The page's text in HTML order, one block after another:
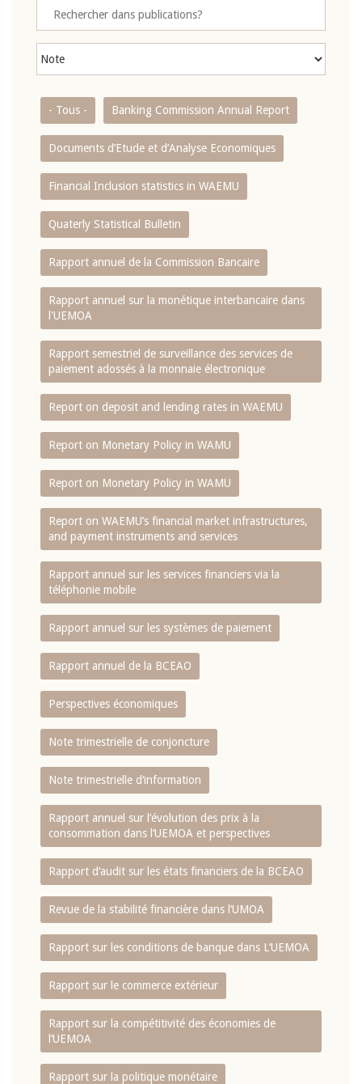
- Tous - Banking Commission Annual Report
Documents d’Etude et d’Analyse Economiques
Financial Inclusion statistics in WAEMU
Quaterly Statistical Bulletin
Rapport annuel de la Commission Bancaire
Rapport annuel sur la monétique interbancaire dans
l'UEMOA
Rapport semestriel de surveillance des services de
paiement adossés à la monnaie électronique
Report on deposit and lending rates in WAEMU
Report on Monetary Policy in WAMU
Report on Monetary Policy in WAMU
Report on WAEMU’s financial market infrastructures,
and payment instruments and services
Rapport annuel sur les services financiers via la
téléphonie mobile
Rapport annuel sur les systèmes de paiement
Rapport annuel de la BCEAO
Perspectives économiques
Note trimestrielle de conjoncture
Note trimestrielle d‘information
Rapport annuel sur l‘évolution des prix à la
consommation dans l‘UEMOA et perspectives
Rapport d‘audit sur les états financiers de la BCEAO
Revue de la stabilité financière dans l‘UMOA
Rapport sur les conditions de banque dans L‘UEMOA
Rapport sur le commerce extérieur
Rapport sur la compétitivité des économies de
l‘UEMOA
Rapport sur la politique monétaire